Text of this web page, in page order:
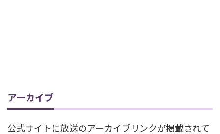
アーカイブ
公式サイトに放送のアーカイブリンクが掲載されて